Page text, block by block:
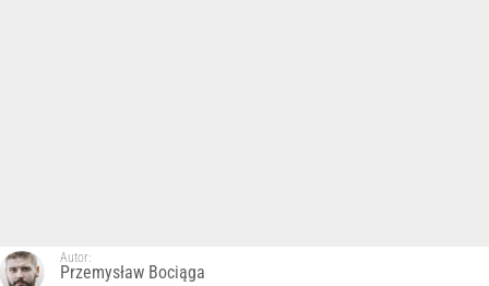
Autor:
Przemysław Bociąga